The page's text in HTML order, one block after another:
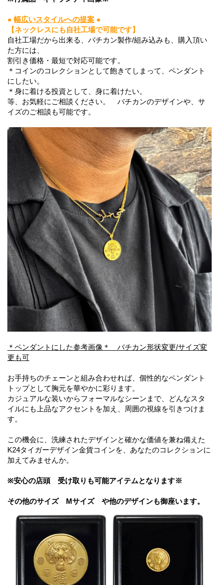
● 幅広いスタイルへの提案 ●
【ネックレスにも自社工場で可能です】
自社工場だから出来る、バチカン製作/組み込みも、購入頂い
た方には、
割引き価格・最短で対応可能です。
＊コインのコレクションとして飽きてしまって、ペンダント
にしたい。
＊身に着ける投資として、身に着けたい。
等、お気軽にご相談ください。 バチカンのデザインや、サ
イズのご相談も可能です。
＊ペンダントにした参考画像＊ バチカン形状変更/サイズ変
更も可
お手持ちのチェーンと組み合わせれば、個性的なペンダント
トップとして胸元を華やかに彩ります。
カジュアルな装いからフォーマルなシーンまで、どんなスタ
イルにも上品なアクセントを加え、周囲の視線を引きつけま
す。
この機会に、洗練されたデザインと確かな価値を兼ね備えた
K24タイガーデザイン金貨コインを、あなたのコレクションに
加えてみませんか。
※安心の店頭 受け取りも可能アイテムとなります※
その他のサイズ Mサイズ や他のデザインも御座います。